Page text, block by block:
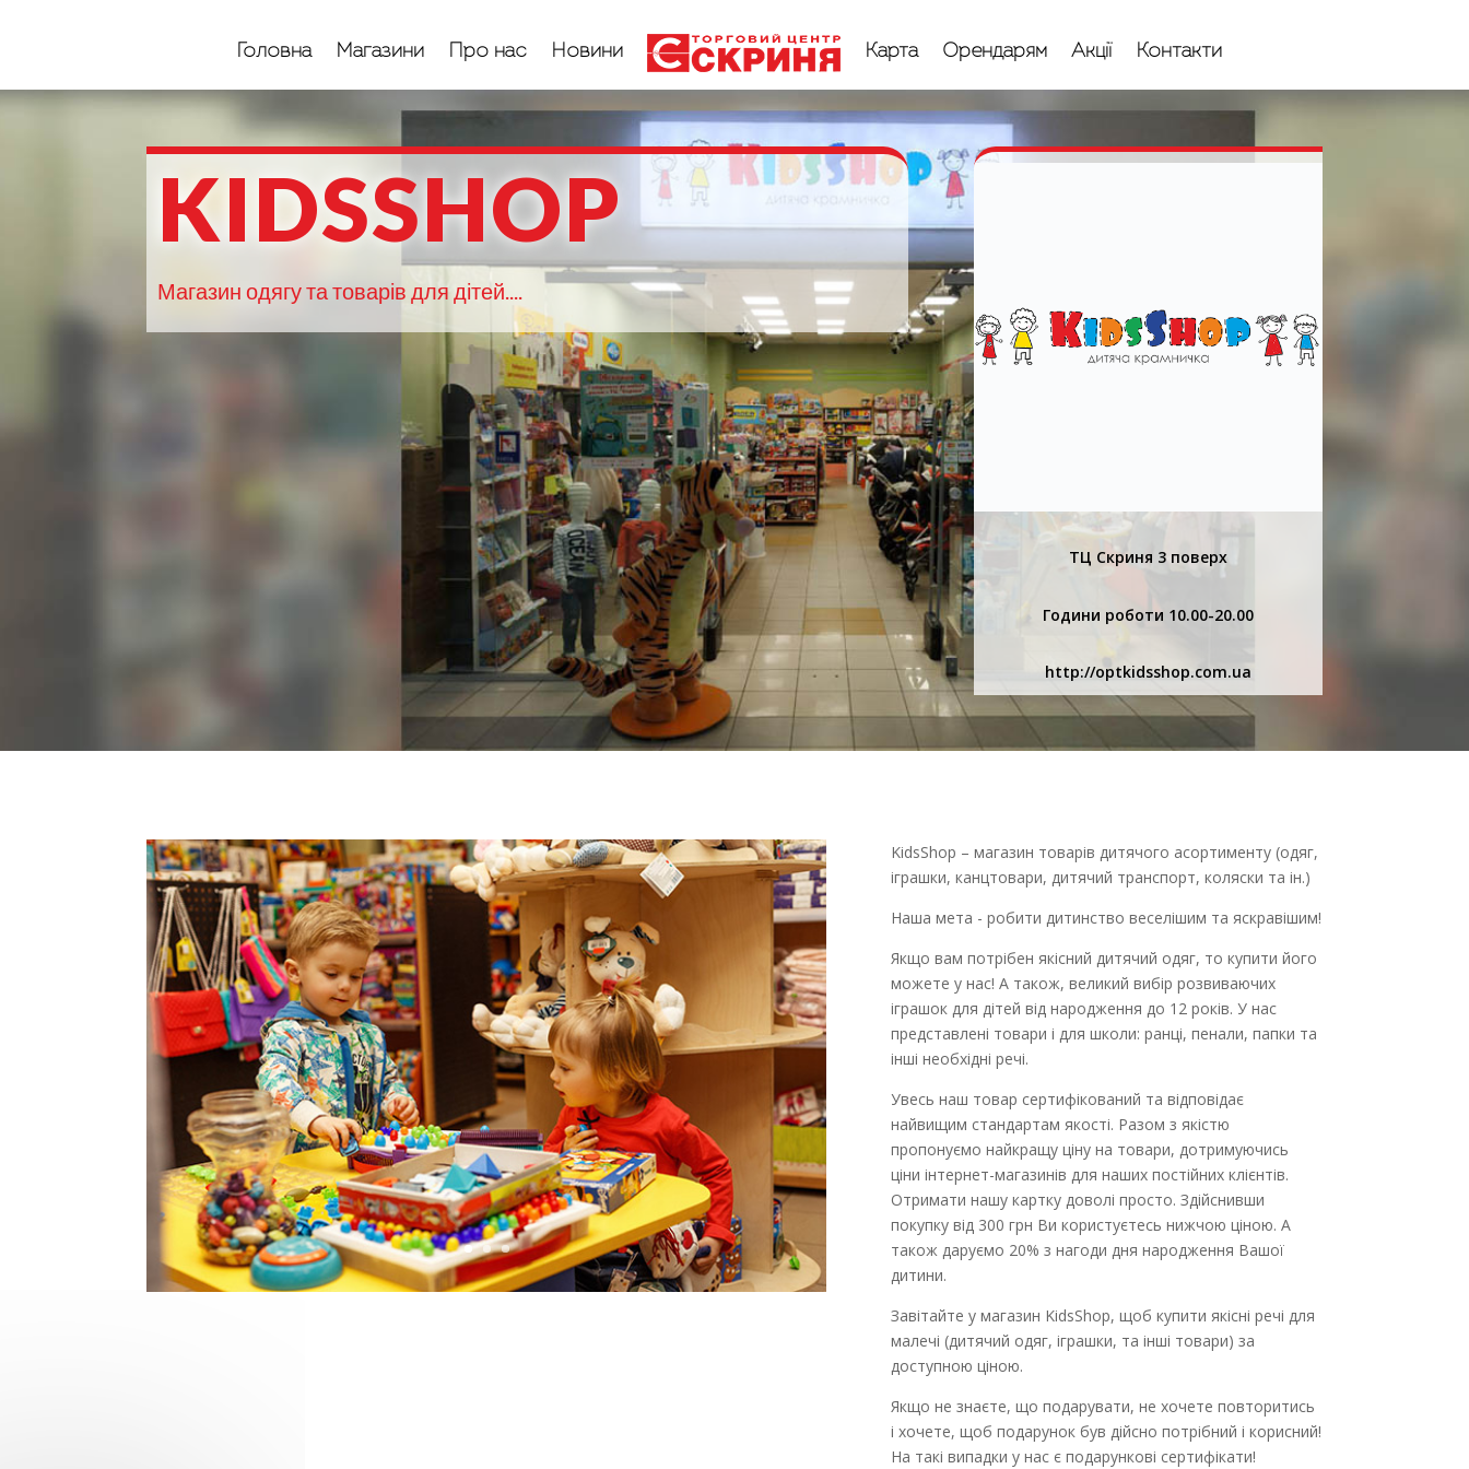
Головна Магазини Про нас Новини Карта Орендарям Акції Контакти
KIDSSHOP
Магазин одягу та товарів для дітей....
ТЦ Скриня 3 поверх
Години роботи 10.00-20.00
http://optkidsshop.com.ua
KidsShop – магазин товарів дитячого асортименту (одяг,
іграшки, канцтовари, дитячий транспорт, коляски та ін.)
Наша мета - робити дитинство веселішим та яскравішим!
Якщо вам потрібен якісний дитячий одяг, то купити його
можете у нас! А також, великий вибір розвиваючих
іграшок для дітей від народження до 12 років. У нас
представлені товари і для школи: ранці, пенали, папки та
інші необхідні речі.
Увесь наш товар сертифікований та відповідає
найвищим стандартам якості. Разом з якістю
пропонуємо найкращу ціну на товари, дотримуючись
ціни інтернет-магазинів для наших постійних клієнтів.
Отримати нашу картку доволі просто. Здійснивши
покупку від 300 грн Ви користуєтесь нижчою ціною. А
також даруємо 20% з нагоди дня народження Вашої
дитини.
Завітайте у магазин KidsShoр, щоб купити якісні речі для
малечі (дитячий одяг, іграшки, та інші товари) за
доступною ціною.
Якщо не знаєте, що подарувати, не хочете повторитись
і хочете, щоб подарунок був дійсно потрібний і корисний!
На такі випадки у нас є подарункові сертифікати!